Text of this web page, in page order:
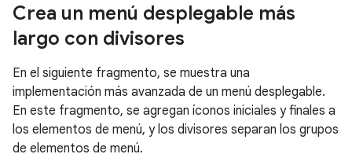
Crea un menú desplegable más
largo con divisores
En el siguiente fragmento, se muestra una
implementación más avanzada de un menú desplegable.
En este fragmento, se agregan íconos iniciales y finales a
los elementos de menú, y los divisores separan los grupos
de elementos de menú.